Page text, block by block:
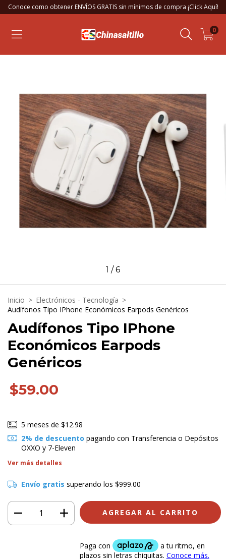
Conoce como obtener ENVÍOS GRATIS sin mínimos de compra ¡Click Aquí!
0
1 /6
Inicio > Electrónicos - Tecnología >
Audífonos Tipo IPhone Económicos Earpods Genéricos
Audífonos Tipo IPhone
Económicos Earpods
Genéricos
$59.00
5 meses de $12.98
2% de descuento pagando con Transferencia o Depósitos
OXXO y 7-Eleven
Ver más detalles
Envío gratis superando los $999.00